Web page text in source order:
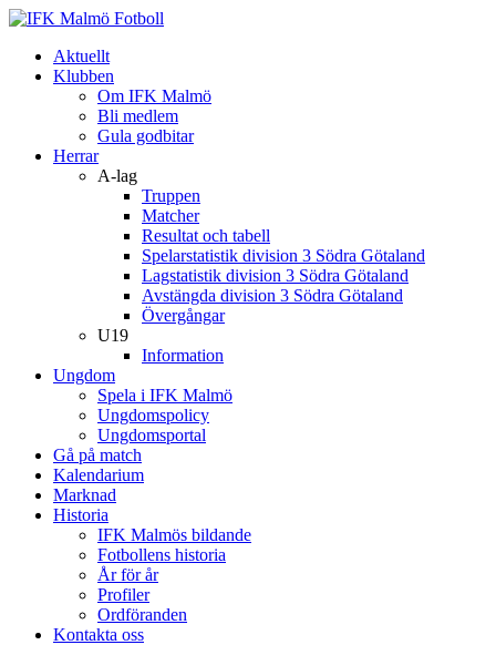
Aktuellt
Klubben
Om IFK Malmö
Bli medlem
Gula godbitar
Herrar
A-lag
Truppen
Matcher
Resultat och tabell
Spelarstatistik division 3 Södra Götaland
Lagstatistik division 3 Södra Götaland
Avstängda division 3 Södra Götaland
Övergångar
U19
Information
Ungdom
Spela i IFK Malmö
Ungdomspolicy
Ungdomsportal
Gå på match
Kalendarium
Marknad
Historia
IFK Malmös bildande
Fotbollens historia
År för år
Profiler
Ordföranden
Kontakta oss